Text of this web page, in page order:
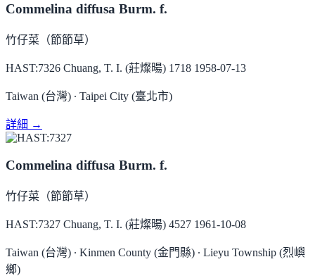
Commelina diffusa Burm. f.
竹仔菜（節節草）
HAST:7326 Chuang, T. I. (莊燦暘) 1718 1958-07-13
Taiwan (台灣) ∙ Taipei City (臺北市)
詳細 →
Commelina diffusa Burm. f.
竹仔菜（節節草）
HAST:7327 Chuang, T. I. (莊燦暘) 4527 1961-10-08
Taiwan (台灣) ∙ Kinmen County (金門縣) ∙ Lieyu Township (烈嶼
鄉)